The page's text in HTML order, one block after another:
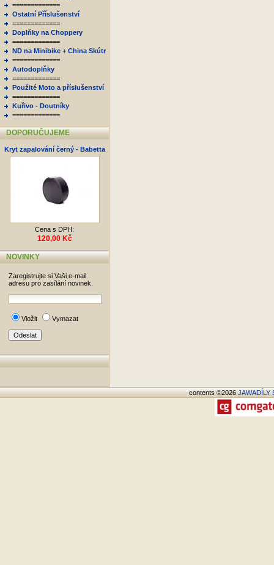
=============
Ostatní Příslušenství
=============
Doplňky na Choppery
=============
ND na Minibike + China Skútr
=============
Autodoplňky
=============
Použité Moto a příslušenství
=============
Kuřivo - Doutníky
=============
DOPORUČUJEME
Kryt zapalování černý - Babetta
Cena s DPH:
120,00 Kč
NOVINKY
Zaregistrujte si Vaši e-mail
adresu pro zasílání novinek.
Vložit Vymazat
contents ©2026JAWADÍLY